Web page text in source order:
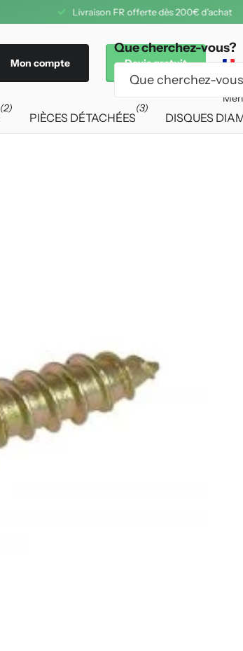
Livraison FR offerte dès 200€ d'achat
Que cherchez-vous?
Mon compte Devis gratuit
(2)
PIÈCES DÉTACHÉES
(3)
DISQUES